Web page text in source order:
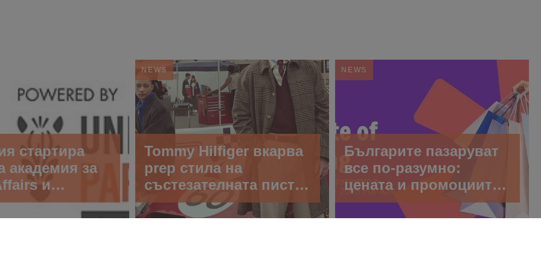
стартира
академия за
и
влияние
NEWS
Tommy Hilfiger вкарва
prep стила на
състезателната писта
с кампания есен 2025,
представяйки “The
NEWS
Българите пазаруват
все по-разумно:
цената и промоциите
диктуват решенията
през 2025 г.